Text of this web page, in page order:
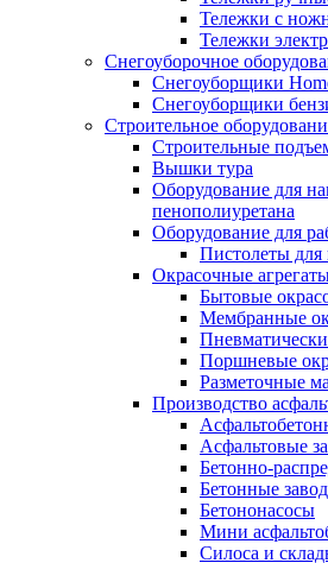
Тележки с
Тележки
Снегоуборочное
Снегоуборщики
Снегоуборщики
Строительное
Cтроительные
Вышки тура
Оборудование для
пенополиуретана
Оборудование для
Пистолеты для
Окрасочные
Бытовые
Мембранные
Поршневые
Разметочные
Производство
Асфальтовые
Бетонно-
Бетонные
Бетононасосы
Мини
Силоса и